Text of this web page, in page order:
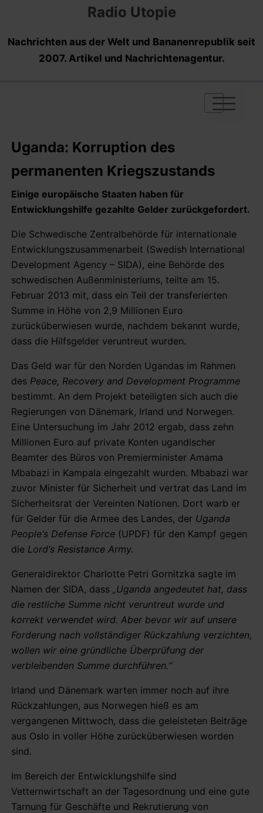
Radio Utopie
Nachrichten aus der Welt und Bananenrepublik seit
2007. Artikel und Nachrichtenagentur.
|
|
|
Uganda: Korruption des
permanenten Kriegszustands
Einige europäische Staaten haben für
Entwicklungshilfe gezahlte Gelder zurückgefordert.
Die Schwedische Zentralbehörde für internationale
Entwicklungszusammenarbeit (Swedish International
Development Agency – SIDA), eine Behörde des
schwedischen Außenministeriums, teilte am 15.
Februar 2013 mit, dass ein Teil der transferierten
Summe in Höhe von 2,9 Millionen Euro
zurücküberwiesen wurde, nachdem bekannt wurde,
dass die Hilfsgelder veruntreut wurden.
Das Geld war für den Norden Ugandas im Rahmen
des Peace, Recovery and Development Programme
bestimmt. An dem Projekt beteiligten sich auch die
Regierungen von Dänemark, Irland und Norwegen.
Eine Untersuchung im Jahr 2012 ergab, dass zehn
Millionen Euro auf private Konten ugandischer
Beamter des Büros von Premierminister Amama
Mbabazi in Kampala eingezahlt wurden. Mbabazi war
zuvor Minister für Sicherheit und vertrat das Land im
Sicherheitsrat der Vereinten Nationen. Dort warb er
für Gelder für die Armee des Landes, der Uganda
People‘s Defense Force (UPDF) für den Kampf gegen
die Lord‘s Resistance Army.
Generaldirektor Charlotte Petri Gornitzka sagte im
Namen der SIDA, dass „Uganda angedeutet hat, dass
die restliche Summe nicht veruntreut wurde und
korrekt verwendet wird. Aber bevor wir auf unsere
Forderung nach vollständiger Rückzahlung verzichten,
wollen wir eine gründliche Überprüfung der
verbleibenden Summe durchführen.“
Irland und Dänemark warten immer noch auf ihre
Rückzahlungen, aus Norwegen hieß es am
vergangenen Mittwoch, dass die geleisteten Beiträge
aus Oslo in voller Höhe zurücküberwiesen worden
sind.
Im Bereich der Entwicklungshilfe sind
Vetternwirtschaft an der Tagesordnung und eine gute
Tarnung für Geschäfte und Rekrutierung von